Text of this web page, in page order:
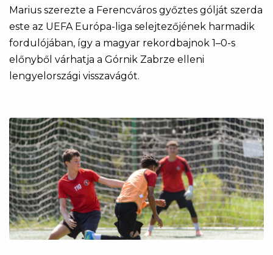
Marius szerezte a Ferencváros győztes gólját szerda
este az UEFA Európa-liga selejtezőjének harmadik
fordulójában, így a magyar rekordbajnok 1–0-s
előnyből várhatja a Górnik Zabrze elleni
lengyelországi visszavágót.